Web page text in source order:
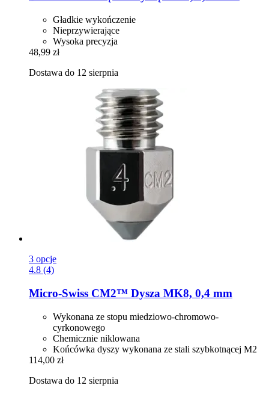
Gładkie wykończenie
Nieprzywierające
Wysoka precyzja
48,99 zł
Dostawa do 12 sierpnia
3 opcje
4.8 (4)
Micro-Swiss CM2™ Dysza MK8, 0,4 mm
Wykonana ze stopu miedziowo-chromowo-
cyrkonowego
Chemicznie niklowana
Końcówka dyszy wykonana ze stali szybkotnącej M2
114,00 zł
Dostawa do 12 sierpnia